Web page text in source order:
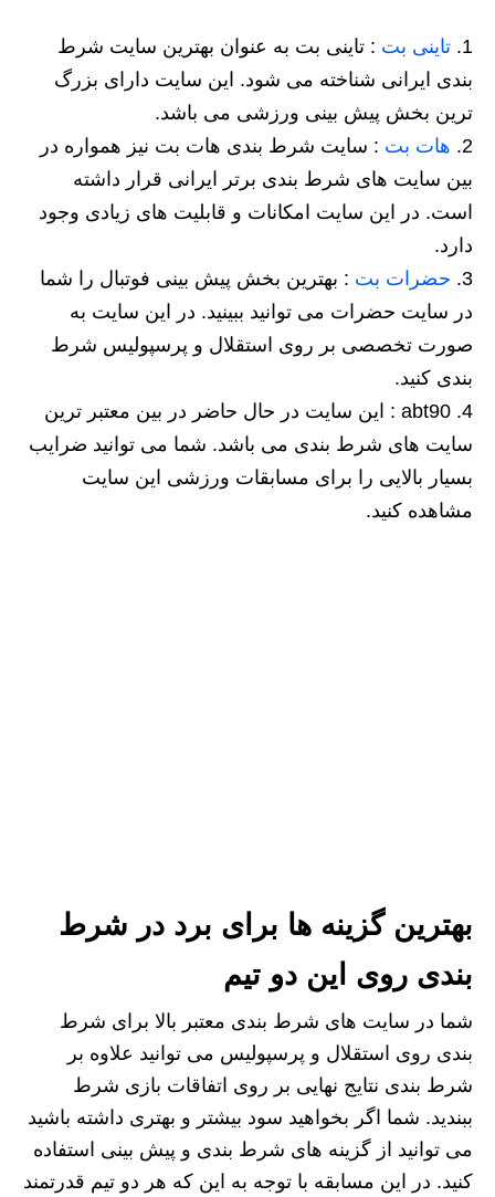
تاینی بت : تاینی بت به عنوان بهترین سایت شرط
بندی ایرانی شناخته می شود. این سایت دارای بزرگ
ترین بخش پیش بینی ورزشی می باشد.
هات بت : سایت شرط بندی هات بت نیز همواره در
بین سایت های شرط بندی برتر ایرانی قرار داشته
است. در این سایت امکانات و قابلیت های زیادی وجود
دارد.
حضرات بت : بهترین بخش پیش بینی فوتبال را شما
در سایت حضرات می توانید ببینید. در این سایت به
صورت تخصصی بر روی استقلال و پرسپولیس شرط
بندی کنید.
abt90 : این سایت در حال حاضر در بین معتبر ترین
سایت های شرط بندی می باشد. شما می توانید ضرایب
بسیار بالایی را برای مسابقات ورزشی این سایت
مشاهده کنید.
بهترین گزینه ها برای برد در شرط
بندی روی این دو تیم
شما در سایت های شرط بندی معتبر بالا برای شرط
بندی روی استقلال و پرسپولیس می توانید علاوه بر
شرط بندی نتایج نهایی بر روی اتفاقات بازی شرط
ببندید. شما اگر بخواهید سود بیشتر و بهتری داشته باشید
می توانید از گزینه های شرط بندی و پیش بینی استفاده
کنید. در این مسابقه با توجه به این که هر دو تیم قدرتمند